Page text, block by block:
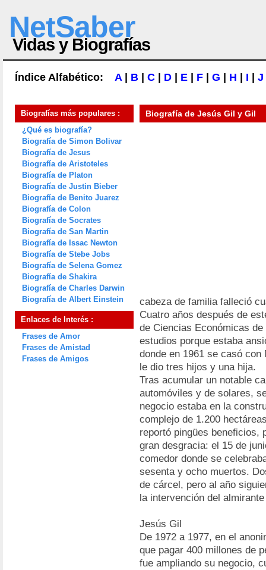
NetSaber
Vidas y Biografías
Índice Alfabético: A| B C D E F G H I J
Biografías más populares :
¿Qué es biografía?
Biografía de Simon Bolivar
Biografía de Jesus
Biografía de Aristoteles
Biografía de Platon
Biografía de Justin Bieber
Biografía de Benito Juarez
Biografía de Colon
Biografía de Socrates
Biografía de San Martin
Biografía de Issac Newton
Biografía de Stebe Jobs
Biografía de Selena Gomez
Biografía de Shakira
Biografía de Charles Darwin
Biografía de Albert Einstein
Enlaces de Interés :
Frases de Amor
Frases de Amistad
Frases de Amigos
Biografía de Jesús Gil y Gil
cabeza de familia falleció
Cuatro años después de
de Ciencias Económicas
estudios porque estaba
donde en 1961 se casó
le dio tres hijos y una hija.
Tras acumular un notable
automóviles y de solares,
negocio estaba en la
complejo de 1.200
reportó pingües beneficios,
gran desgracia: el 15 de
comedor donde se
sesenta y ocho muertos.
de cárcel, pero al año
la intervención del
Jesús Gil
De 1972 a 1977, en el
que pagar 400 millones de
fue ampliando su negocio,